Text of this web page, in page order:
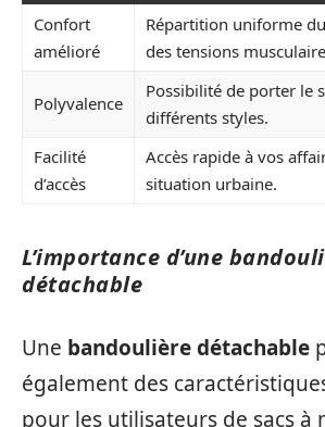
Confort
amélioré
Répartition uniforme
des tensions
Polyvalence
Possibilité de porter le
différents styles.
Facilité
d’accès
Accès rapide à vos
situation urbaine.
L’importance d’une
détachable
Une bandoulière détachable
également des
pour les utilisateurs de sacs à